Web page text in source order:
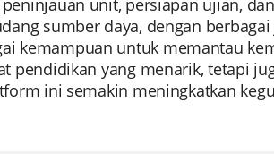
unit, persiapan ujian,
sumber daya, dengan
kemampuan untuk memantau
pendidikan yang menarik, tetapi
ini semakin meningkatkan